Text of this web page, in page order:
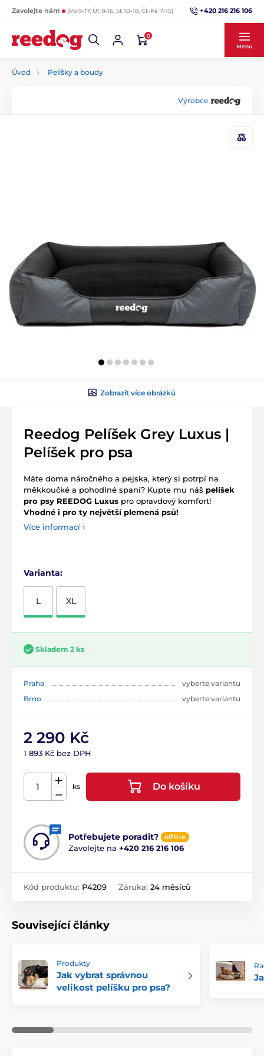
Zavolejte nám (Po 9-17, Út 8-16, St 10-18, Čt-Pá 7-15) +420 216 216 106
0
Menu
Úvod Pelíšky a boudy
Výrobce
Zobrazit více obrázků
Reedog Pelíšek Grey Luxus |
Pelíšek pro psa
Máte doma náročného a pejska, který si potrpí na
měkkoučké a pohodlné spaní? Kupte mu náš pelíšek
pro psy REEDOG Luxus pro opravdový komfort!
Vhodné i pro ty největší plemená psů!
Více informací ›
Varianta:
L XL
Skladem 2 ks
Praha
vyberte variantu
Brno
vyberte variantu
2 290 Kč
1 893 Kč bez DPH
ks Do košíku
Potřebujete poradit? offline
Zavolejte na +420 216 216 106
Kód produktu: P4209 Záruka: 24 měsíců
Související články
Produkty
Jak vybrat správnou
velikost pelíšku pro psa?